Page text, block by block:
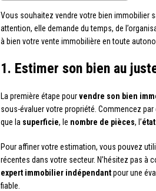
Vous souhaitez vendre votre bien immobilier
attention, elle demande du temps, de
à bien votre vente immobilière en toute
1. Estimer son bien au
La première étape pourvendre son bien
sous-évaluer votre propriété. Commencez par
que la superficie, le nombre de pièces, l’
Pour affiner votre estimation, vous pouvez
récentes dans votre secteur. N’hésitez pas à
expert immobilier indépendantpour une
fiable.